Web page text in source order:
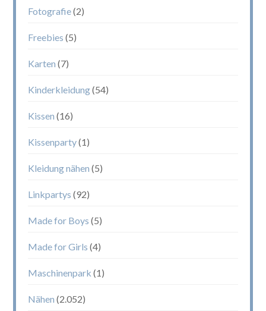
Fotografie(2)
Freebies (5)
Karten (7)
Kinderkleidung(54)
Kissen (16)
Kissenparty(1)
Kleidung nähen (5)
Linkpartys (92)
Made for Boys (5)
Made for Girls (4)
Maschinenpark (1)
Nähen (2.052)